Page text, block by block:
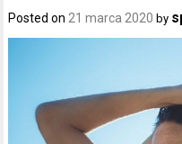
Posted on 21 marca 2020 by